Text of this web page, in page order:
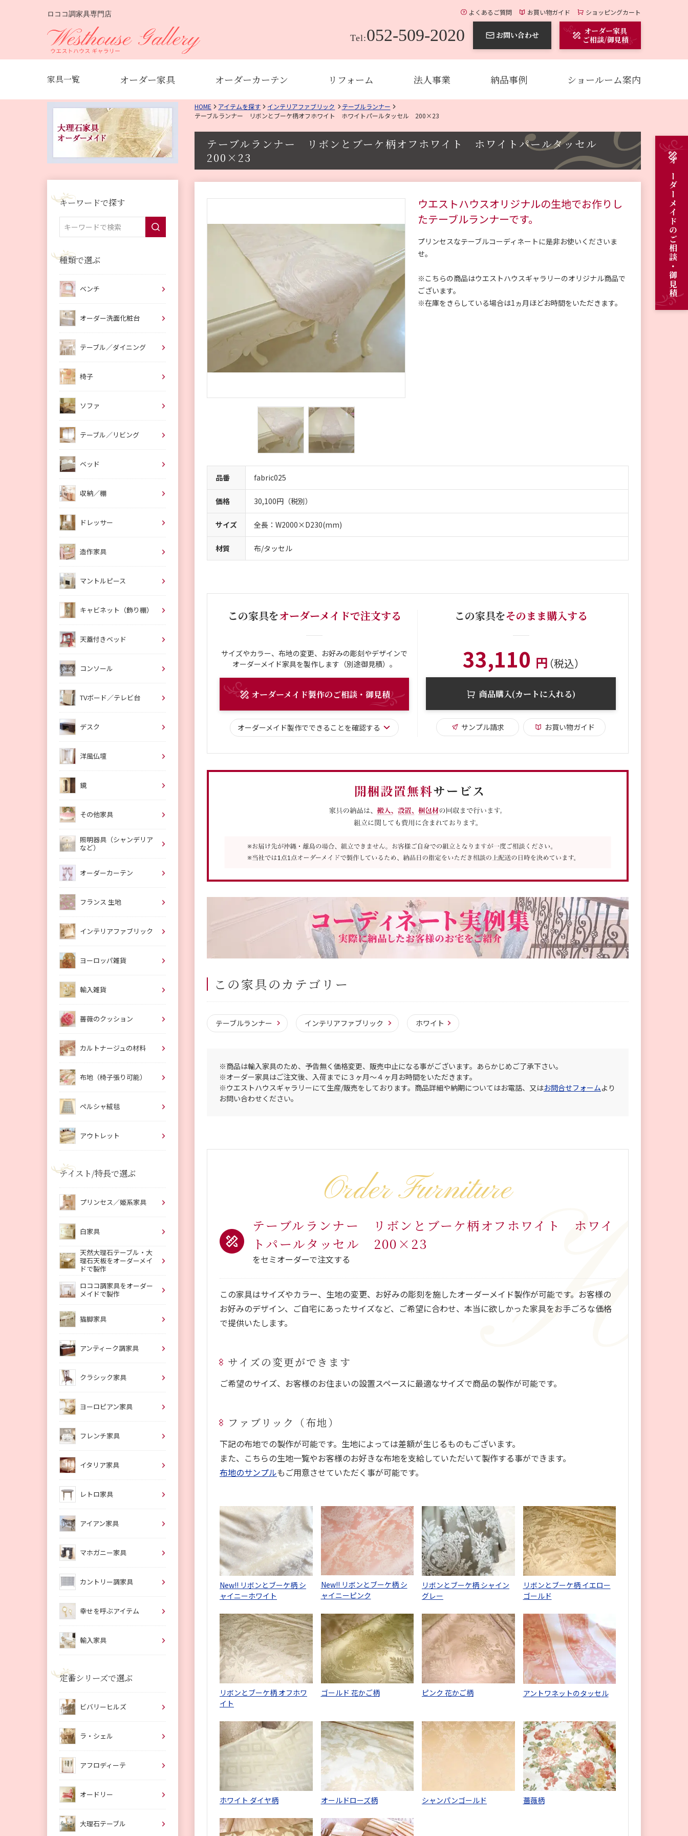
よくあるご質問 お買い物ガイド ショッピングカート
ロココ調家具専門店
Tel:052-509-2020 お問い合わせ
オーダー家具
ご相談/御見積
家具一覧 オーダー家具 オーダーカーテン リフォーム 法人事業 納品事例 ショールーム案内
オーダーメイドのご相談・御見積
HOME アイテムを探す インテリアファブリック
テーブルランナー
テーブルランナー リボンとブーケ柄オフホワイト ホワイトパールタッセル 200×23
テーブルランナー リボンとブーケ柄オフホワイト ホワイトパールタッセル
200×23
ウエストハウスオリジナルの生地でお作りし
たテーブルランナーです。
プリンセスなテーブルコーディネートに是非お使いくださいま
せ。
※こちらの商品はウエストハウスギャラリーのオリジナル商品で
ございます。
※在庫をきらしている場合は1ヵ月ほどお時間をいただきます。
品番 fabric025
価格 30,100円（税別）
サイズ 全長：W2000×D230(mm)
材質 布/タッセル
この家具をオーダーメイドで注文する
サイズやカラー、布地の変更、お好みの彫刻やデザインで
オーダーメイド家具を製作します（別途御見積）。
オーダーメイド製作のご相談・御見積
オーダーメイド製作でできることを確認する
この家具をそのまま購入する
33,110 円（税込）
商品購入(カートに入れる)
サンプル請求 お買い物ガイド
この家具のカテゴリー
テーブルランナー インテリアファブリック ホワイト
※商品は輸入家具のため、予告無く価格変更、販売中止になる事がございます。あらかじめご了承下さい。
※オーダー家具はご注文後、入荷までに３ヶ月〜４ヶ月お時間をいただきます。
※ウエストハウスギャラリーにて生産/販売をしております。商品詳細や納期についてはお電話、又はお問合せフォームより
お問い合わせください。
Order Furniture
テーブルランナー リボンとブーケ柄オフホワイト ホワイ
トパールタッセル 200×23
をセミオーダーで注文する
この家具はサイズやカラー、生地の変更、お好みの彫刻を施したオーダーメイド製作が可能です。お客様の
お好みのデザイン、ご自宅にあったサイズなど、ご希望に合わせ、本当に欲しかった家具をお手ごろな価格
で提供いたします。
サイズの変更ができます
ご希望のサイズ、お客様のお住まいの設置スペースに最適なサイズで商品の製作が可能です。
ファブリック（布地）
下記の布地での製作が可能です。生地によっては差額が生じるものもございます。
また、こちらの生地一覧やお客様のお好きな布地を支給していただいて製作する事ができます。
布地のサンプルもご用意させていただく事が可能です。
New!! リボンとブーケ柄 シ
ャイニーホワイト
New!! リボンとブーケ柄 シ
ャイニーピンク
リボンとブーケ柄 シャイン
グレー
リボンとブーケ柄 イエロー
ゴールド
リボンとブーケ柄 オフホワ
イト
ゴールド 花かご柄 ピンク 花かご柄 アントワネットのタッセル
ホワイト ダイヤ柄 オールドローズ柄 シャンパンゴールド 薔薇柄
キーワードで探す
種類で選ぶ
ベンチ
オーダー洗面化粧台
テーブル／ダイニング
椅子
ソファ
テーブル／リビング
ベッド
収納／棚
ドレッサー
造作家具
マントルピース
キャビネット（飾り棚）
天蓋付きベッド
コンソール
TVボード／テレビ台
デスク
洋風仏壇
鏡
その他家具
照明器具（シャンデリア
など）
オーダーカーテン
フランス 生地
インテリアファブリック
ヨーロッパ雑貨
輸入雑貨
薔薇のクッション
カルトナージュの材料
布地（椅子張り可能）
ペルシャ絨毯
アウトレット
テイスト/特長で選ぶ
プリンセス／姫系家具
白家具
天然大理石テーブル・大
理石天板をオーダーメイ
ドで製作
ロココ調家具をオーダー
メイドで製作
猫脚家具
アンティーク調家具
クラシック家具
ヨーロピアン家具
フレンチ家具
イタリア家具
レトロ家具
アイアン家具
マホガニー家具
カントリー調家具
幸せを呼ぶアイテム
輸入家具
定番シリーズで選ぶ
ビバリーヒルズ
ラ・シェル
アフロディーテ
オードリー
大理石テーブル